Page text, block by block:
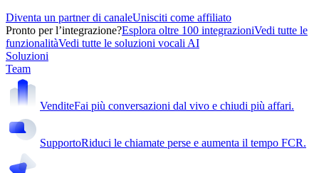
Diventa un partner di canaleUnisciti come affiliato
Pronto per l’integrazione?Esplora oltre 100 integrazioniVedi tutte le
funzionalitàVedi tutte le soluzioni vocali AI
Soluzioni
Team
VenditeFai più conversazioni dal vivo e chiudi più affari.
SupportoRiduci le chiamate perse e aumenta il tempo FCR.